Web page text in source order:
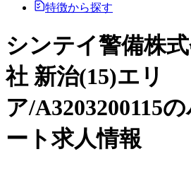
特徴から探す
シンテイ警備株
社 新治(15)エリ
ア/A3203200115
ート求人情報